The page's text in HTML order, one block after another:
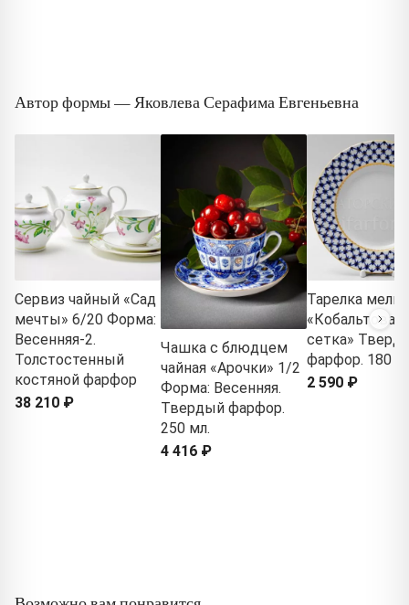
Автор формы — Яковлева Серафима Евгеньевна
Сервиз чайный «Сад
мечты» 6/20 Форма:
Весенняя-2.
Толстостенный
костяной фарфор
38 210 ₽
Чашка с блюдцем
чайная «Арочки» 1/2
Форма: Весенняя.
Твердый фарфор.
250 мл.
4 416 ₽
Тарелка
«Кобальтовая
сетка»
фарфор. 180
2 590 ₽